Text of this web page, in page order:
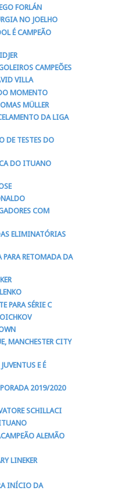
FORLÁN
NO JOELHO
É CAMPEÃO
CAMPEÕES
VILLA
MOMENTO
MÜLLER
DA LIGA
DE TESTES DO
DO ITUANO
COM
ELIMINATÓRIAS
RETOMADA DA
PARA SÉRIE C
MANCHESTER CITY
E É
2019/2020
SCHILLACI
ALEMÃO
LINEKER
INÍCIO DA